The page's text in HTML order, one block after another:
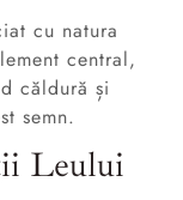
cu natura
central,
căldură și
semn.
Leului